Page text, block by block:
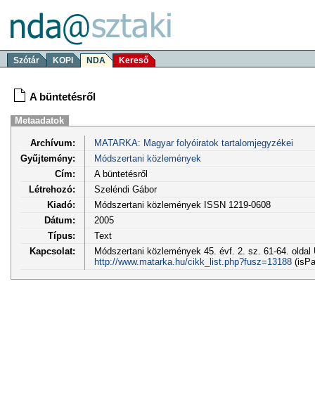
Szótár KOPI NDA Kereső
A büntetésről
Metaadatok
Archívum:
MATARKA: Magyar folyóiratok tartalomjegyzékei
Gyűjtemény:
Módszertani közlemények
Cím:
A büntetésről
Létrehozó:
Szeléndi Gábor
Kiadó:
Módszertani közlemények ISSN 1219-0608
Dátum:
2005
Típus:
Text
Kapcsolat:
Módszertani közlemények 45. évf. 2. sz. 61-64. oldal
http://www.matarka.hu/cikk_list.php?fusz=13188